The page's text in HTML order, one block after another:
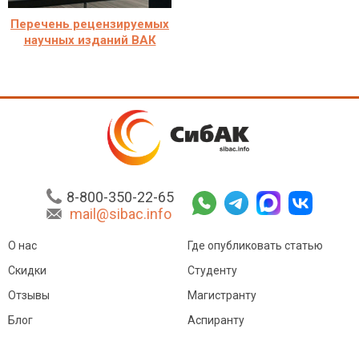
Перечень рецензируемых
научных изданий ВАК
8-800-350-22-65
mail@sibac.info
О нас
Скидки
Отзывы
Блог
Где опубликовать статью
Студенту
Магистранту
Аспиранту